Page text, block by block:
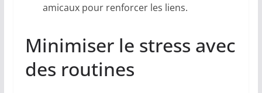
amicaux pour renforcer les liens.
Minimiser le stress avec
des routines